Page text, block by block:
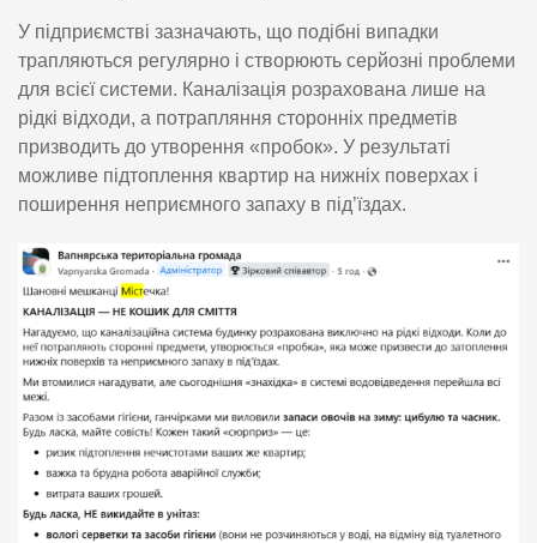
У підприємстві зазначають, що подібні випадки
трапляються регулярно і створюють серйозні проблеми
для всієї системи. Каналізація розрахована лише на
рідкі відходи, а потрапляння сторонніх предметів
призводить до утворення «пробок». У результаті
можливе підтоплення квартир на нижніх поверхах і
поширення неприємного запаху в під’їздах.